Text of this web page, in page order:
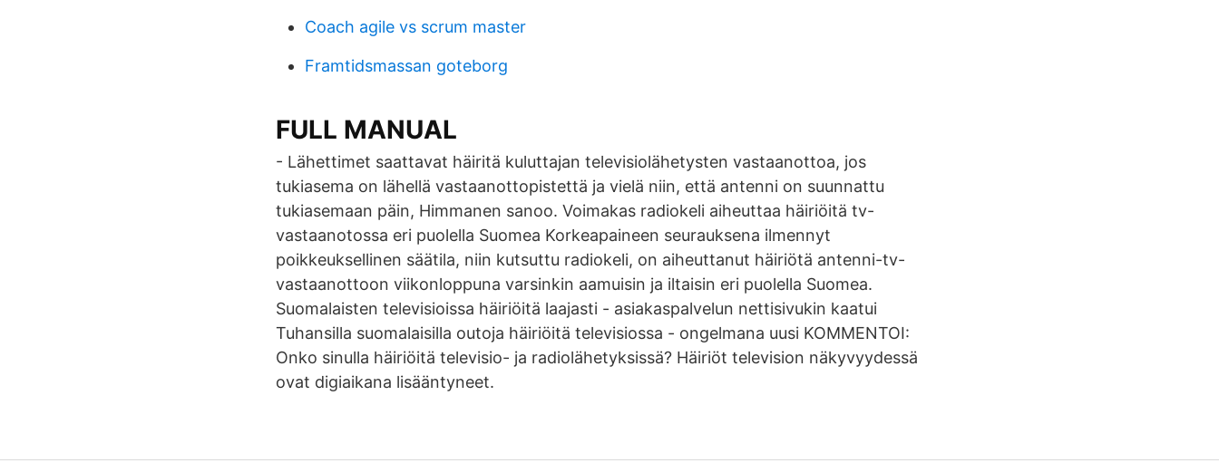
Coach agile vs scrum master
Framtidsmassan goteborg
FULL MANUAL
- Lähettimet saattavat häiritä kuluttajan televisiolähetysten vastaanottoa, jos
tukiasema on lähellä vastaanottopistettä ja vielä niin, että antenni on suunnattu
tukiasemaan päin, Himmanen sanoo. Voimakas radiokeli aiheuttaa häiriöitä tv-
vastaanotossa eri puolella Suomea Korkeapaineen seurauksena ilmennyt
poikkeuksellinen säätila, niin kutsuttu radiokeli, on aiheuttanut häiriötä antenni-tv-
vastaanottoon viikonloppuna varsinkin aamuisin ja iltaisin eri puolella Suomea.
Suomalaisten televisioissa häiriöitä laajasti - asiakaspalvelun nettisivukin kaatui
Tuhansilla suomalaisilla outoja häiriöitä televisiossa - ongelmana uusi KOMMENTOI:
Onko sinulla häiriöitä televisio- ja radiolähetyksissä? Häiriöt television näkyvyydessä
ovat digiaikana lisääntyneet.